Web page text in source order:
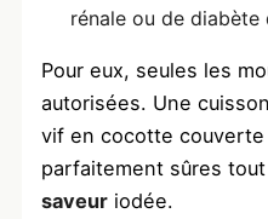
rénale ou de diabète
Pour eux, seules les
autorisées. Une
vif en cocotte
parfaitement sûres
saveur iodée.